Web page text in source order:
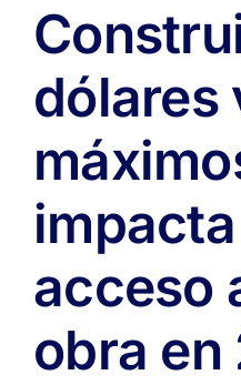
dólares
acceso
obra